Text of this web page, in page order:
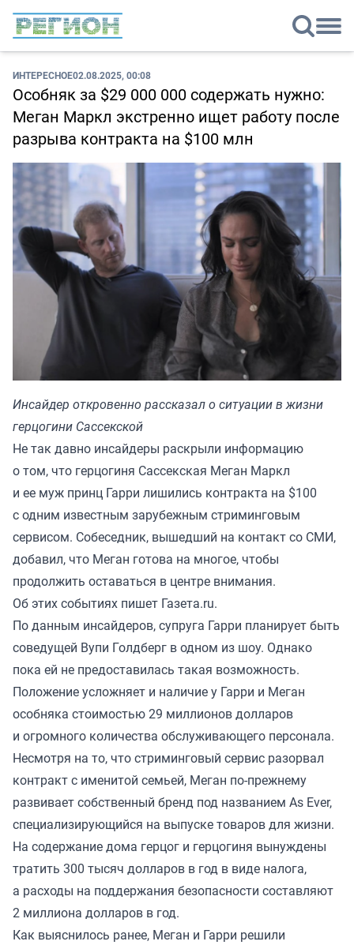
ИНТЕРЕСНОЕ02.08.2025, 00:08
Особняк за $29 000 000 содержать нужно:
Меган Маркл экстренно ищет работу после
разрыва контракта на $100 млн
Инсайдер откровенно рассказал о ситуации в жизни
герцогини Сассекской
Не так давно инсайдеры раскрыли информацию
о том, что герцогиня Сассекская Меган Маркл
и ее муж принц Гарри лишились контракта на $100
с одним известным зарубежным стриминговым
сервисом. Собеседник, вышедший на контакт со СМИ,
добавил, что Меган готова на многое, чтобы
продолжить оставаться в центре внимания.
Об этих событиях пишет Газета.ru.
По данным инсайдеров, супруга Гарри планирует быть
соведущей Вупи Голдберг в одном из шоу. Однако
пока ей не предоставилась такая возможность.
Положение усложняет и наличие у Гарри и Меган
особняка стоимостью 29 миллионов долларов
и огромного количества обслуживающего персонала.
Несмотря на то, что стриминговый сервис разорвал
контракт с именитой семьей, Меган по-прежнему
развивает собственный бренд под названием As Ever,
специализирующийся на выпуске товаров для жизни.
На содержание дома герцог и герцогиня вынуждены
тратить 300 тысяч долларов в год в виде налога,
а расходы на поддержания безопасности составляют
2 миллиона долларов в год.
Как выяснилось ранее, Меган и Гарри решили